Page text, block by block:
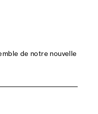
de notre nouvelle